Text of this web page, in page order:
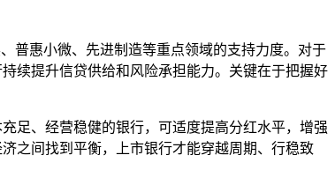
普惠小微、先进制造等重点领域的支持力度。对于
续提升信贷供给和风险承担能力。关键在于把握好
足、经营稳健的银行，可适度提高分红水平，增强
之间找到平衡，上市银行才能穿越周期、行稳致